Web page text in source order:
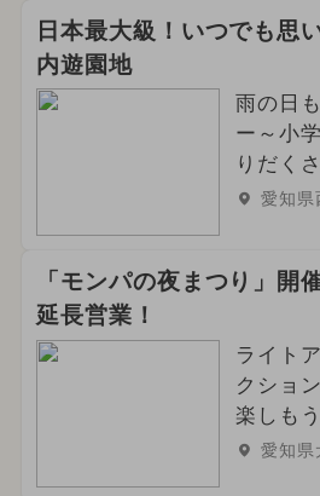
日本最大級！いつでも思
内遊園地
雨の日
ー～小
りだく
愛知県
「モンパの夜まつり」開
延長営業！
ライト
クショ
楽しもう
愛知県